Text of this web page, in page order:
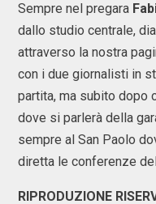
Sempre nel pregara
dallo studio centrale,
attraverso la nostra
con i due giornalisti in
partita, ma subito dopo
dove si parlerà della
sempre al San Paolo
diretta le conferenze
RIPRODUZIONE